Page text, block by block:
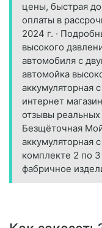
цены, быстрая
оплаты в
2024 г. ·
высокого
автомобиля с
автомойка
аккумуляторная
интернет
отзывы реальных
Безщёточная
комплекте 2 по
фабричное